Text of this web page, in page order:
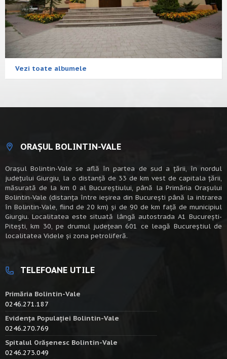
Vezi toate albumele
ORAȘUL BOLINTIN-VALE
Oraşul Bolintin-Vale se află în partea de sud a ţării, în nordul
judeţului Giurgiu, la o distanţă de 33 de km vest de capitala țării,
măsurată de la km 0 al Bucureștiului, până la Primăria Orașului
Bolintin-Vale (distanța între ieșirea din București până la intrarea
în Bolintin-Vale, fiind de 20 km) şi de 90 de km faţă de municipiul
Giurgiu. Localitatea este situată lângă autostrada A1 Bucureşti-
Piteşti, km 30, pe drumul judeţean 601 ce leagă Bucureştiul de
localitatea Videle şi zona petroliferă.
TELEFOANE UTILE
Primăria Bolintin-Vale
0246.271.187
Evidența Populației Bolintin-Vale
0246.270.769
Spitalul Orășenesc Bolintin-Vale
0246.273.049